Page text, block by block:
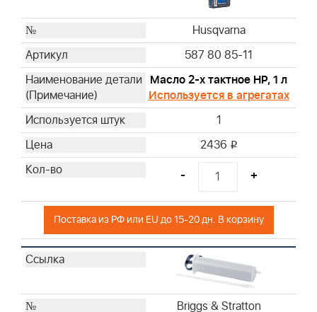
Husqvarna
Husqvarna
Husqvarna
Husqvarna
Husqvarna
Husqvarna
Husqvarna
Husqvarna
Briggs & Stratton
Briggs & Stratton
Briggs & Stratton
Briggs & Stratton
Briggs & Stratton
Briggs & Stratton
Briggs & Stratton
Briggs & Stratton
Husqvarna
587 80 85-11
Масло 2-х тактное HP, 1 л
Используется в агрегатах
1
2436 i
- +
Поставка из РФ или EU до 15-20 дн. В корзину
Briggs & Stratton